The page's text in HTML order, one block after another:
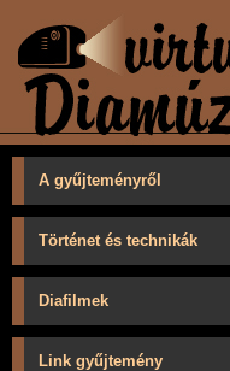
A gyűjteményről
Történet és technikák
Diafilmek
Link gyűjtemény